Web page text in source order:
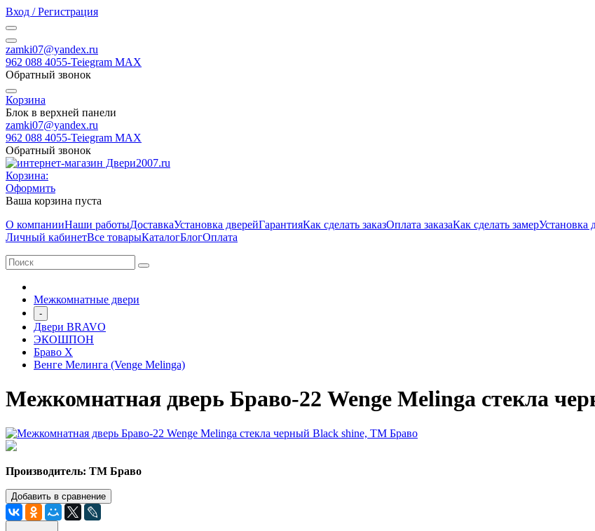
Вход / Регистрация
zamki07@yandex.ru
962 088 4055-Teiegram МАХ
Обратный звонок
Корзина
Блок в верхней панели
zamki07@yandex.ru
962 088 4055-Teiegram МАХ
Обратный звонок
Корзина:
Оформить
Ваша корзина пуста
О компанииНаши работыДоставкаУстановка дверейГарантияКак сделать заказОплата заказаКак сделать замерУстановка
Личный кабинетВсе товарыКаталогБлогОплата
Межкомнатные двери
-
Двери BRAVO
ЭКОШПОН
Браво Х
Венге Мелинга (Venge Melinga)
Межкомнатная дверь Браво-22 Wenge Melinga стекла
Производитель: ТМ Браво
Добавить в сравнение